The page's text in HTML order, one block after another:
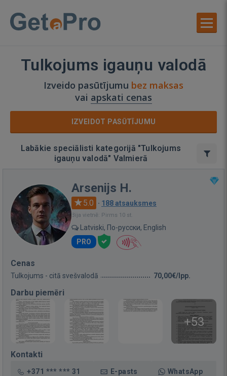
Tulkojums igauņu valodā
Izveido pasūtījumu bez maksas
vai apskati cenas
IZVEIDOT PASŪTĪJUMU
Labākie speciālisti kategorijā "Tulkojums
igauņu valodā" Valmierā
Arsenijs H.
5.0 · 188 atsauksmes
Bija vietnē: Pirms 10 st.
Latviski, По-русски, English
PRO
Cenas
Tulkojums - citā svešvalodā 70,00€/lpp.
Darbu piemēri
+53
Kontakti
+371 *** *** 31 E-pasts WhatsApp